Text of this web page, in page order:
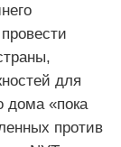
для
дома «пока
против